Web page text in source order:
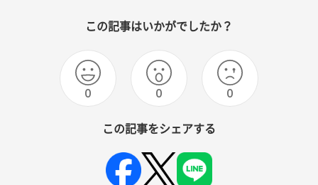
この記事はいかがでしたか？
0 0 0
この記事をシェアする